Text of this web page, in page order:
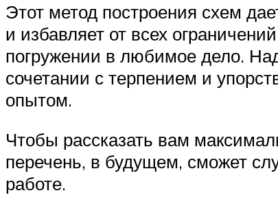
Этот метод построения схем
и избавляет от всех
погружении в любимое дело.
сочетании с терпением и
опытом.
Чтобы рассказать вам
перечень, в будущем, сможет
работе.